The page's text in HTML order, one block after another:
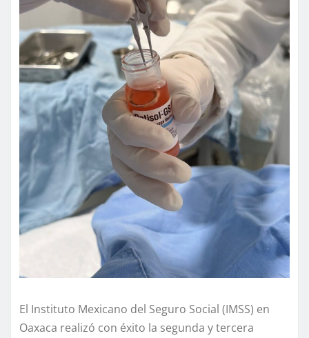
El Instituto Mexicano del Seguro Social (IMSS) en
Oaxaca realizó con éxito la segunda y tercera